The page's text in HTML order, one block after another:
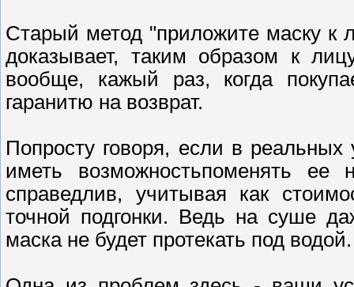
Старый метод "приложите маску к
доказывает, таким образом к
вообще, кажый раз, когда
гаранитю на возврат.
Попросту говоря, если в
иметь возможностьпоменять ее
справедлив, учитывая как
точной подгонки. Ведь на суше
маска не будет протекать под водой.